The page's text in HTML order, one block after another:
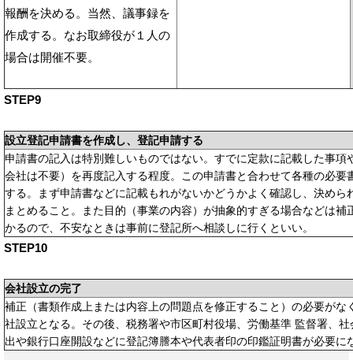
報酬を決める。当然、議事録を
作成する。なお取締役が１人の
場合は開催不要。
STEP9
設立登記申請書を作成し、登記申請する
申請書の記入は特別難しいものではない。すでに定款に記載した事項
会社は不要）を再度記入する程度。この申請書と合わせて各種の必要
する。まず申請書などに記載もれがないかどうかよく確認し、決めら
まとめること。また目的（事業の内容）が抽象的すぎる場合などは
かるので、不安なときは事前に登記所へ相談しに行くといい。
STEP10
会社設立の完了
補正（書類作成上または内容上の問題点を修正すること）の必要がな
社設立となる。その後、税務署や市区町村役場、労働基準 監督署、
出や銀行口座開設などに登記簿謄本や代表者印の印鑑証明書が必要に